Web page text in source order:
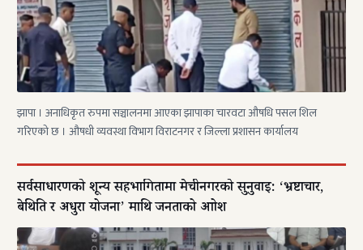
झापा । अनाधिकृत रुपमा सञ्चालनमा आएका झापाका चारवटा औषधि पसल शिल
गरिएको छ । औषधी व्यवस्था विभाग विराटनगर र जिल्ला प्रशासन कार्यालय
सर्वसाधारणको शून्य सहभागितामा मेचीनगरको सुनुवाइ: ‘भ्रष्टाचार,
बेथिति र अधुरा योजना’ माथि जनताको आक्रोश